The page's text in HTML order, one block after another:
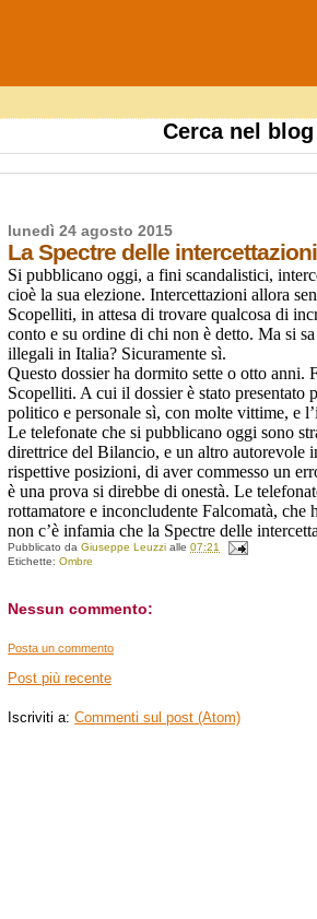
Cerca nel blog
lunedì 24 agosto 2015
La Spectre delle
Si pubblicano oggi, a fini scandalistici,
cioè la sua elezione. Intercettazioni allora
Scopelliti, in attesa di trovare qualcosa di
conto e su ordine di chi non è detto. Ma si
illegali in Italia? Sicuramente sì.
Questo dossier ha dormito sette o otto anni.
Scopelliti. A cui il dossier è stato presentato
politico e personale sì, con molte vittime, e
Le telefonate che si pubblicano oggi sono
direttrice del Bilancio, e un altro autorevole
rispettive posizioni, di aver commesso un
è una prova si direbbe di onestà. Le
rottamatore e inconcludente Falcomatà,
non c’è infamia che la Spectre delle
Pubblicato daGiuseppe Leuzzi alle07:21
Etichette:Ombre
Nessun commento:
Posta un commento
Post più recente
Iscriviti a:Commenti sul post (Atom)